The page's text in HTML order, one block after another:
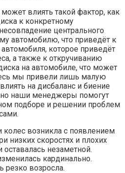
влиять такой фактор, как
к конкретному
центрального
автомобилю, что приведёт к
которое приведёт
а также к откручиванию
на автомобиле, что может
мы привели лишь малую
на дисбаланс и биение
наши менеджеры помогут
подборе и решении проблем
возникла с появлением
низких скоростях и плохих
оставалась незаметной.
кардинально.
резко возросла.